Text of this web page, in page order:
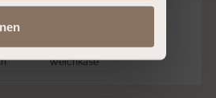
Käsesorten
Weichkäse